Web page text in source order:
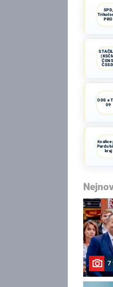
SPD,
PRO
ODS a
09
Koalice
kraj
7